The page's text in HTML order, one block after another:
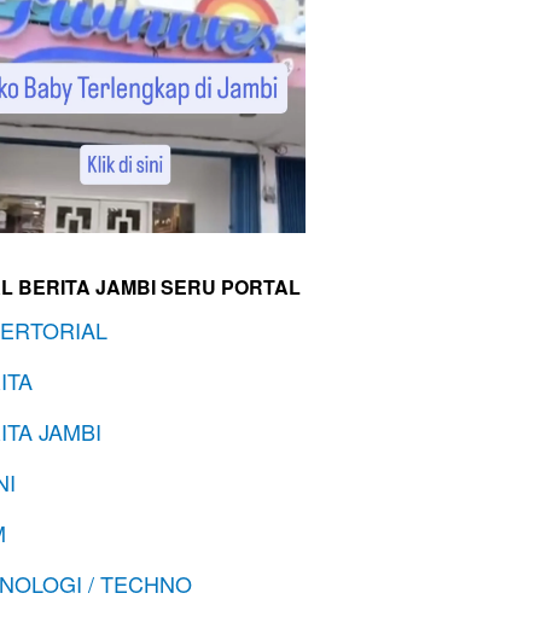
BERITA JAMBI SERU PORTAL
JAMBI
/ TECHNO